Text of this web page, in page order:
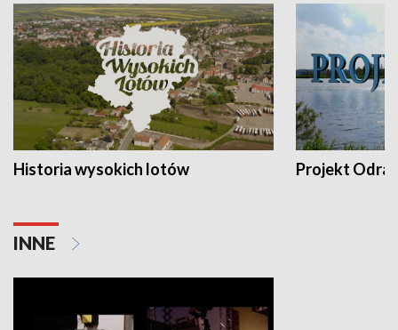
Historia wysokich lotów Projekt Odra
INNE